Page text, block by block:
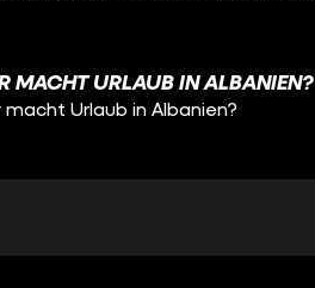
MACHT URLAUB IN ALBANIEN?
macht Urlaub in Albanien?
ihr BAföG?